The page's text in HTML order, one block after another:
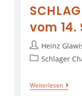
vom 14.
Heinz
Schlager
Weiterlesen